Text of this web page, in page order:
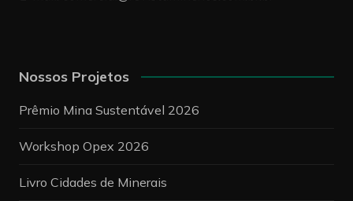
Nossos Projetos
Prêmio Mina Sustentável 2026
Workshop Opex 2026
Livro Cidades de Minerais